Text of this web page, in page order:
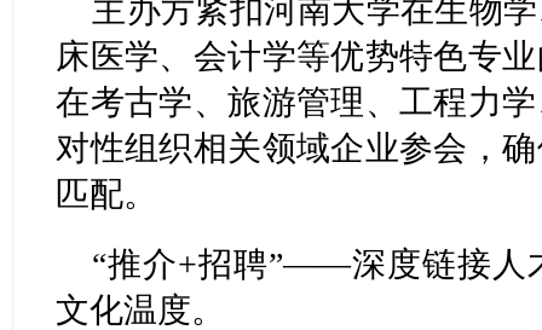
主办方紧扣河南大学在生物
床医学、会计学等优势特色专
在考古学、旅游管理、工程力
对性组织相关领域企业参会，
匹配。
“推介+招聘”——深度链接人
文化温度。